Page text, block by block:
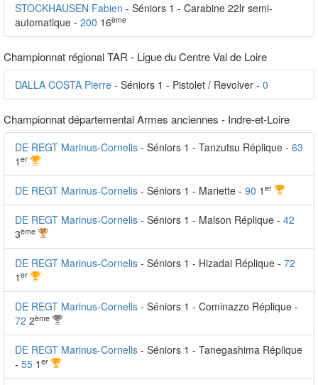
STOCKHAUSEN Fabien - Séniors 1 - Carabine 22lr semi-
automatique - 200 16ème
Championnat régional TAR - Ligue du Centre Val de Loire
DALLA COSTA Pierre - Séniors 1 - Pistolet / Revolver - 0
Championnat départemental Armes anciennes - Indre-et-Loire
DE REGT Marinus-Cornelis - Séniors 1 - Tanzutsu Réplique - 63
1 er
DE REGT Marinus-Cornelis - Séniors 1 - Mariette - 90 1 er
DE REGT Marinus-Cornelis - Séniors 1 - Malson Réplique - 42
3ème
DE REGT Marinus-Cornelis - Séniors 1 - Hizadai Réplique - 72
1 er
DE REGT Marinus-Cornelis - Séniors 1 - Cominazzo Réplique -
72 2ème
DE REGT Marinus-Cornelis - Séniors 1 - Tanegashima Réplique
- 55 1 er